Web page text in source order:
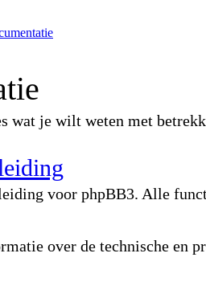
wat je wilt weten met
voor phpBB3. Alle
over de technische en